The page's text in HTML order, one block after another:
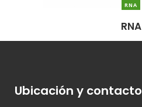
RNA
RNA
Ubicación y contacto